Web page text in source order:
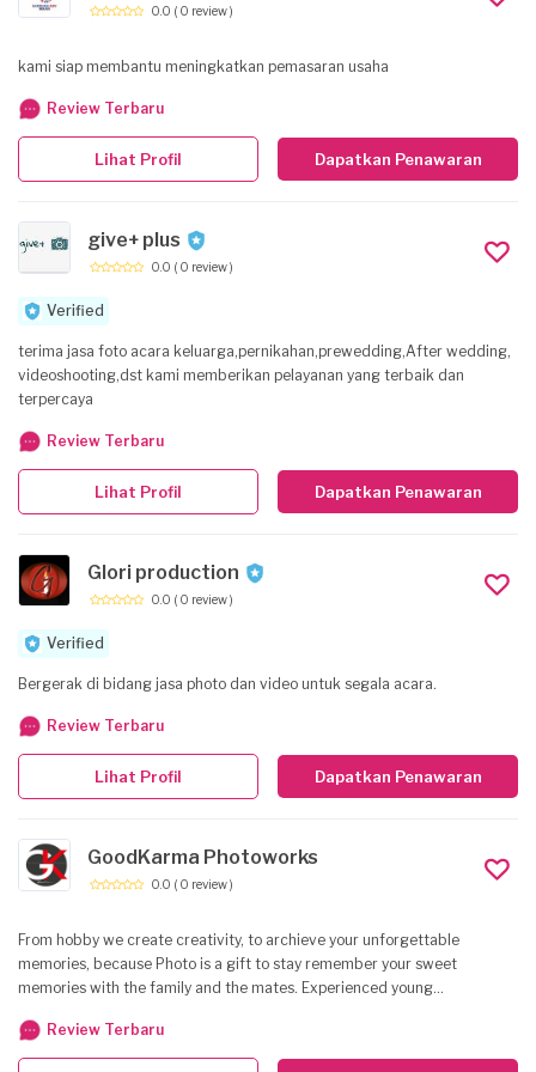
0.0 ( 0 review )
kami siap membantu meningkatkan pemasaran usaha
Review Terbaru
Dapatkan Penawaran
Lihat Profil
give+ plus
0.0 ( 0 review )
Verified
terima jasa foto acara keluarga,pernikahan,prewedding,After wedding,
videoshooting,dst kami memberikan pelayanan yang terbaik dan
terpercaya
Review Terbaru
Dapatkan Penawaran
Lihat Profil
Glori production
0.0 ( 0 review )
Verified
Bergerak di bidang jasa photo dan video untuk segala acara.
Review Terbaru
Dapatkan Penawaran
Lihat Profil
GoodKarma Photoworks
0.0 ( 0 review )
From hobby we create creativity, to archieve your unforgettable
memories, because Photo is a gift to stay remember your sweet
memories with the family and the mates. Experienced young
Review Terbaru